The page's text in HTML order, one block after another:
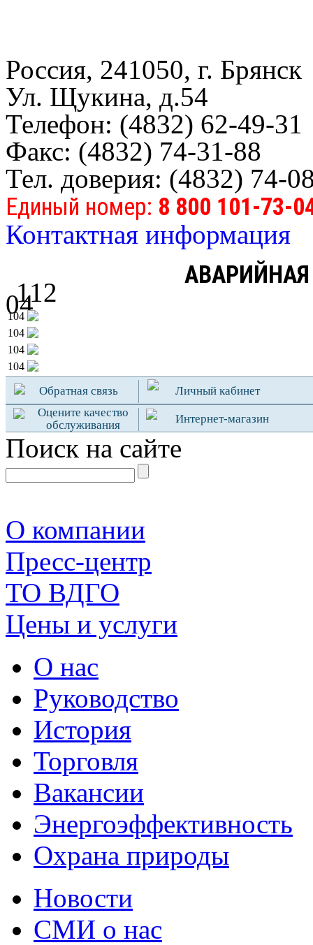
Россия, 241050, г. Брянск
Ул. Щукина, д.54
Телефон: (4832) 62-49-31
Факс: (4832) 74-31-88
Тел. доверия: (4832) 74-
Единый номер: 8 800 101-73-
Контактная информация
04
112
104
104
104
104
Обратная связь
Личный кабинет
Оцените качество
обслуживания
Интернет-магазин
Поиск на сайте
О компании
Пресс-центр
TO ВДГО
Цены и услуги
О нас
Руководство
История
Торговля
Вакансии
Энергоэффективность
Охрана природы
Новости
СМИ о нас